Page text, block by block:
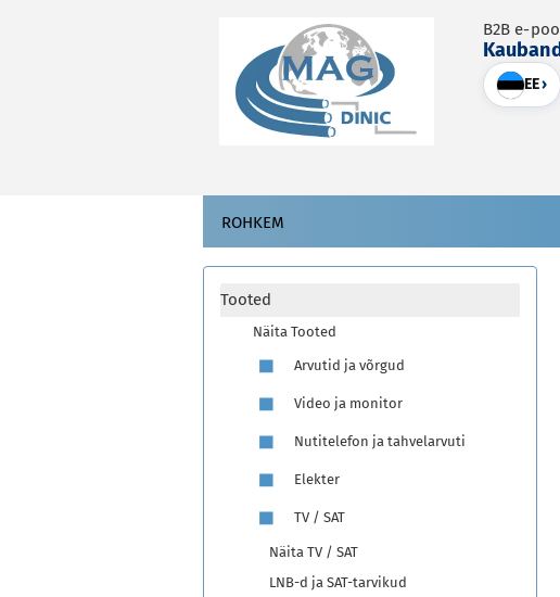
B2B e-
EE›
ROHKEM
Tooted
Näita Tooted
Arvutid ja võrgud
Video ja monitor
Nutitelefon ja tahvelarvuti
Elekter
TV / SAT
Näita TV / SAT
LNB-d ja SAT-tarvikud